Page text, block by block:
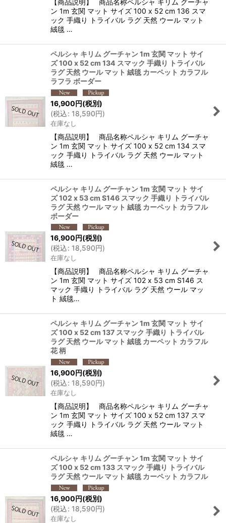
【商品説明】 商品名称ペルシャ キリム グーチャ
ン 1m 玄関 マット サイズ 100 x 52 cm 136 スマ
ック 手織り トライバル ラグ 天然 ウール マット
絨毯 …
ペルシャ キリム グーチャン 1m 玄関 マット サイ
ズ 100 x 52 cm 134 スマック 手織り トライバル
ラグ 天然 ウール マット 絨毯 カーペット カラフル
ラフラ ボーダー
16,900円(税別)
(税込: 18,590円)
在庫なし
【商品説明】 商品名称ペルシャ キリム グーチャ
ン 1m 玄関 マット サイズ 100 x 52 cm 134 スマ
ック 手織り トライバル ラグ 天然 ウール マット
絨毯 …
ペルシャ キリム グーチャン 1m 玄関 マット サイ
ズ 102 x 53 cm S146 スマック 手織り トライバル
ラグ 天然 ウール マット 絨毯 カーペット カラフル
ボーダー
16,900 円(税別)
(税込: 18,590円)
在庫なし
【商品説明】 商品名称ペルシャ キリム グーチャ
ン 1m 玄関 マット サイズ 102 x 53 cm S146 ス
マック 手織り トライバル ラグ 天然 ウール マッ
ト 絨毯…
ペルシャ キリム グーチャン 1m 玄関 マット サイ
ズ 100 x 52 cm 137 スマック 手織り トライバル
ラグ 天然 ウール マット 絨毯 カーペット カラフル
花 柄
16,900円(税別)
(税込: 18,590円)
在庫なし
【商品説明】 商品名称ペルシャ キリム グーチャ
ン 1m 玄関 マット サイズ 100 x 52 cm 137 スマ
ック 手織り トライバル ラグ 天然 ウール マット
絨毯 …
ペルシャ キリム グーチャン 1m 玄関 マット サイ
ズ 100 x 52 cm 133 スマック 手織り トライバル
ラグ 天然 ウール マット 絨毯 カーペット カラフル
16,900円(税別)
(税込: 18,590円)
在庫なし